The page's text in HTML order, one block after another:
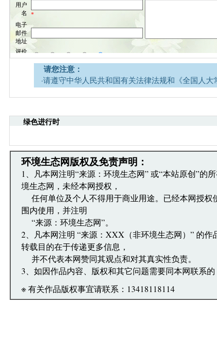
请您注意：
·请遵守中华人民共和国有关法律法规和《全国人
引起的法律责任。
·环境生态网文章跟帖管理员有权保留或删除其管辖
·发表本评论即表明您已经阅读并接受上述条款，如
文章跟帖管理员反映。
绿色进行时
环境生态网版权及免责声明：
1、凡本网注明“来源：环境生态网” 或“本站原创”的
境生态网，未经本网授权，
任何单位及个人不得用于商业用途。已经本网授权
围内使用，并注明
“来源：环境生态网”。
2、凡本网注明 “来源：XXX（非环境生态网）” 的作
转载目的在于传递更多信息，
并不代表本网赞同其观点和对其真实性负责。
3、如因作品内容、版权和其它问题需要同本网联系
※ 有关作品版权事宜请联系：13418118114